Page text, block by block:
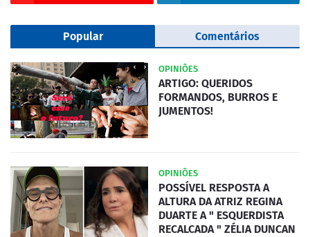
Popular Comentários
OPINIÕES
ARTIGO: QUERIDOS
FORMANDOS, BURROS E
JUMENTOS!
OPINIÕES
POSSÍVEL RESPOSTA A
ALTURA DA ATRIZ REGINA
DUARTE A " ESQUERDISTA
RECALCADA " ZÉLIA DUNCAN